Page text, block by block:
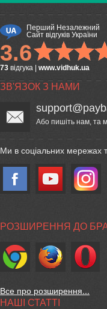
Перший Незалежний
Сайт відгуків України
3.6
73 відгука www.vidhuk.ua
ЗВ'ЯЗОК З НАМИ
Або пишіть нам, та
Ми в соціальних мережах
РОЗШИРЕННЯ ДО
Все про розширення...
НАШІ СТАТТІ